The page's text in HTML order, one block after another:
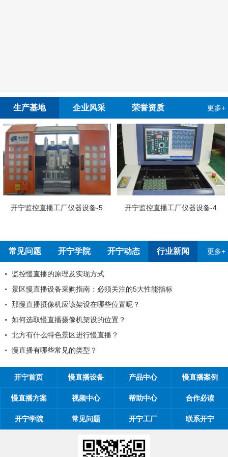
生产基地 企业风采 荣誉资质 更多+
工厂仪器设备-5 开宁监控直播工厂仪器设备-4 开宁慢直
常见问题 开宁学院 开宁动态 行业新闻 更多+
察深圳开宁厂家
动节放假通知
置对观看体验有影响吗
一封信
景区慢直播设备采
开宁首页 慢直播设备 产品中心 慢直播案例
慢直播方案 视频中心 帮助中心 合作必读
开宁学院 常见问题 开宁工厂 联系开宁